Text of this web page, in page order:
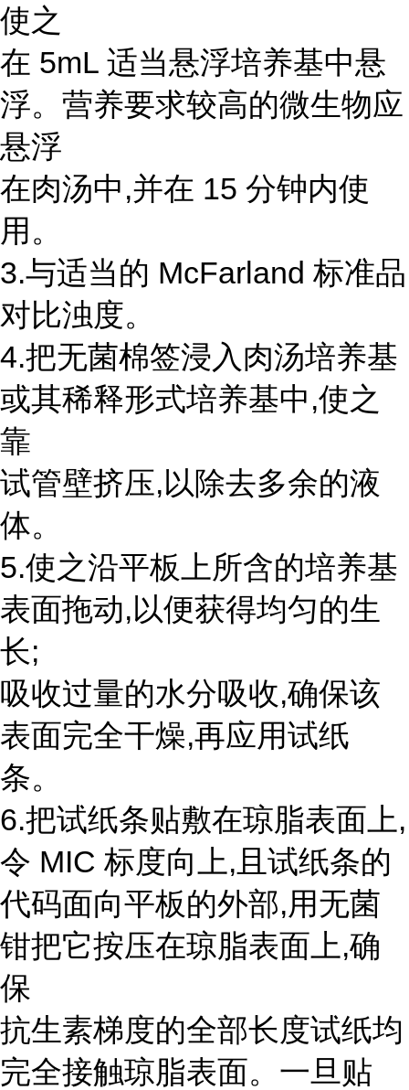
使之
在 5mL 适当悬浮培养基中悬
浮。营养要求较高的微生物应
悬浮
在肉汤中,并在 15 分钟内使
用。
3.与适当的 McFarland 标准品
对比浊度。
4.把无菌棉签浸入肉汤培养基
或其稀释形式培养基中,使之
靠
试管壁挤压,以除去多余的液
体。
5.使之沿平板上所含的培养基
表面拖动,以便获得均匀的生
长;
吸收过量的水分吸收,确保该
表面完全干燥,再应用试纸
条。
6.把试纸条贴敷在琼脂表面上,
令 MIC 标度向上,且试纸条的
代码面向平板的外部,用无菌
钳把它按压在琼脂表面上,确
保
抗生素梯度的全部长度试纸均
完全接触琼脂表面。一旦贴